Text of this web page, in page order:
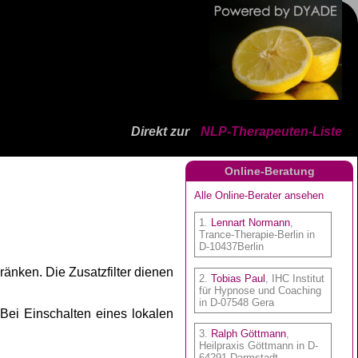
Direkt zur NLP-Therapeuten-Liste
Die Zusatzfilter dienen
Einschalten eines lokalen
Online-Beratung